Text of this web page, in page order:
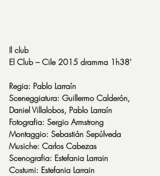
Il club
El Club – Cile 2015 dramma 1h38’
Regia: Pablo Larraín
Sceneggiatura: Guillermo Calderón,
Daniel Villalobos, Pablo Larraín
Fotografia: Sergio Armstrong
Montaggio: Sebastián Sepúlveda
Musiche: Carlos Cabezas
Scenografia: Estefania Larrain
Costumi: Estefania Larrain